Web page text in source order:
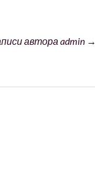
автора admin →